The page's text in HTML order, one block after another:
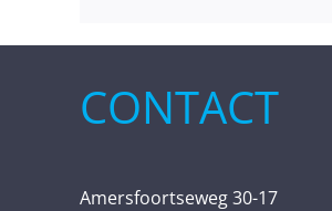
CONTACT
Amersfoortseweg 30-17